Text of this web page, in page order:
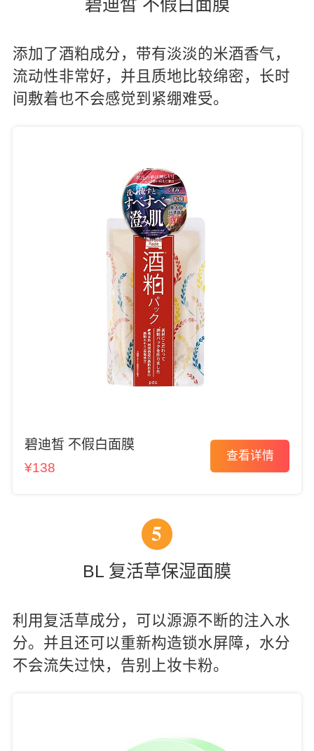
碧迪皙 不假白面膜
添加了酒粕成分，带有淡淡的米酒香气，
流动性非常好，并且质地比较绵密，长时
间敷着也不会感觉到紧绷难受。
碧迪皙 不假白面膜
¥138
查看详情
5
BL 复活草保湿面膜
利用复活草成分，可以源源不断的注入水
分。并且还可以重新构造锁水屏障，水分
不会流失过快，告别上妆卡粉。